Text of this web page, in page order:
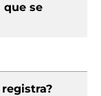
que se